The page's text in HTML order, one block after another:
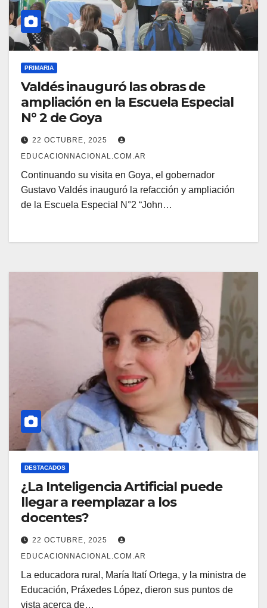
PRIMARIA
Valdés inauguró las obras de
ampliación en la Escuela Especial
N° 2 de Goya
22 OCTUBRE, 2025
EDUCACIONNACIONAL.COM.AR
Continuando su visita en Goya, el gobernador
Gustavo Valdés inauguró la refacción y ampliación
de la Escuela Especial N°2 “John…
DESTACADOS
¿La Inteligencia Artificial puede
llegar a reemplazar a los
docentes?
22 OCTUBRE, 2025
EDUCACIONNACIONAL.COM.AR
La educadora rural, María Itatí Ortega, y la ministra de
Educación, Práxedes López, dieron sus puntos de
vista acerca de…